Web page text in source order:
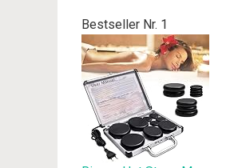
Bestseller Nr. 1